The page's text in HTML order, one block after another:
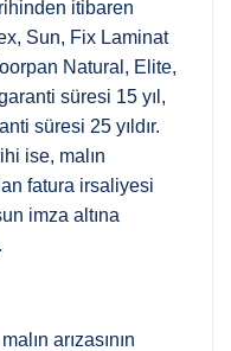
itibaren
Sun, Fix Laminat
Natural, Elite,
süresi 15 yıl,
süresi 25 yıldır.
ise, malın
fatura irsaliyesi
imza altına
arızasının